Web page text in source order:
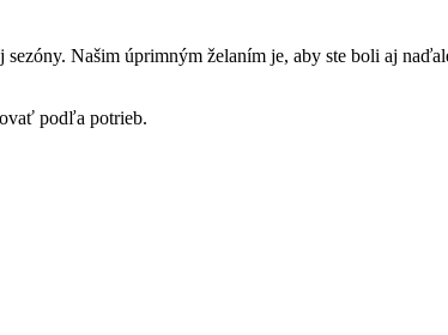
Našim úprimným želaním je, aby ste boli aj
podľa potrieb.